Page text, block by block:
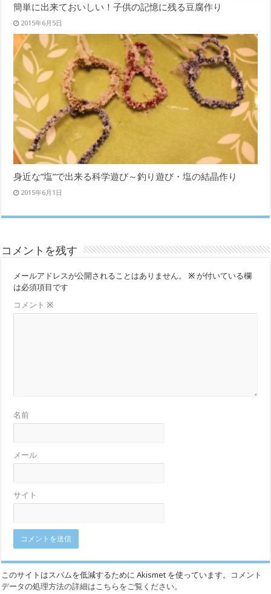
簡単に出来ておいしい！子供の記憶に残る豆腐作り
2015年6月5日
身近な”塩”で出来る科学遊び～釣り遊び・塩の結晶作り
2015年6月1日
コメントを残す
メールアドレスが公開されることはありません。 ※が付いている欄
は必須項目です
コメント※
名前
メール
サイト
このサイトはスパムを低減するために Akismet を使っています。 コメント
データの処理方法の詳細はこちらをご覧ください。